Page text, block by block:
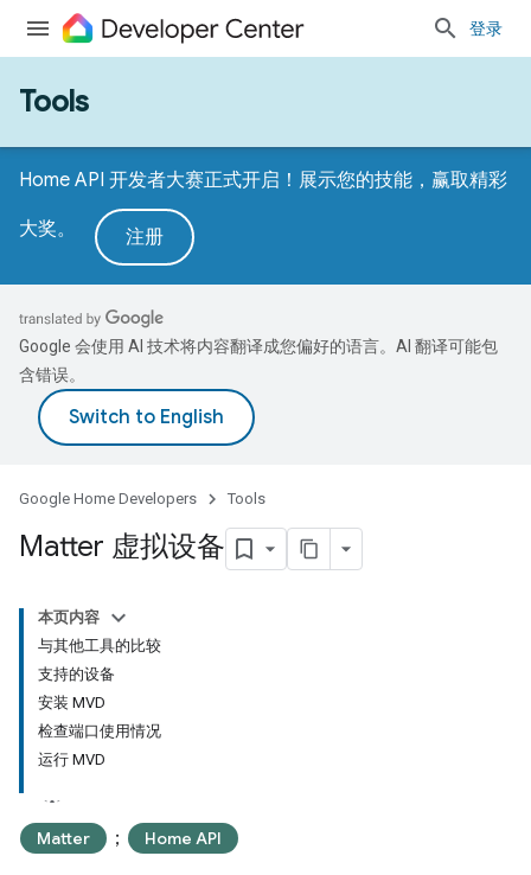
登录
Tools
Home API 开发者大赛正式开启！展示您的技能，赢取精彩
大奖。 注册
Google 会使用 AI 技术将内容翻译成您偏好的语言。AI 翻译可能包
含错误。
Google Home Developers Tools
Matter 虚拟设备
本页内容
与其他工具的比较
支持的设备
安装 MVD
检查端口使用情况
运行 MVD
Matter ； Home API